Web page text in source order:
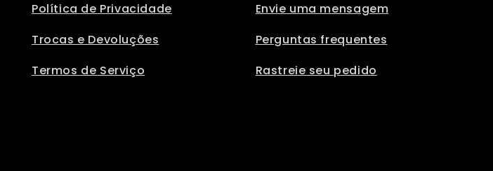
Política de Privacidade
Trocas e Devoluções
Termos de Serviço
Envie uma mensagem
Perguntas frequentes
Rastreie seu pedido